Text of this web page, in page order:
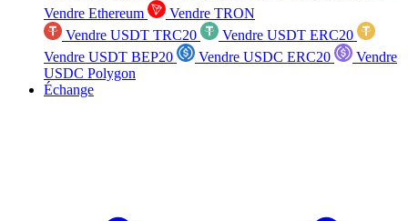
Vendre Ethereum
Vendre TRON
Vendre USDT TRC20
Vendre USDT ERC20
Vendre USDT BEP20
Vendre USDC ERC20
Vendre
USDC Polygon
Échange